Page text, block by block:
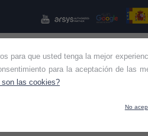
para que usted tenga la mejor
para la aceptación de las
son las cookies?
No
KIT DIGITAL